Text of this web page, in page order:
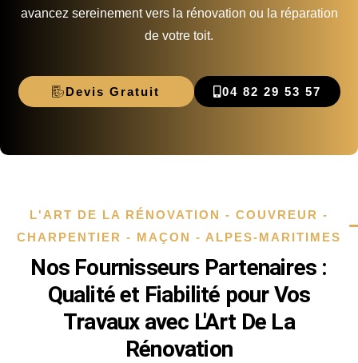
avancez sereinement vers la rénovation ou la réparation
de votre toit.
Devis Gratuit 04 82 29 53 57
L'ART DE LA RÉNOVATION - COUVREUR -
CHARPENTIER - MAÇON - ALPES-MARITIMES
Nos Fournisseurs Partenaires :
Qualité et Fiabilité pour Vos
Travaux avec L'Art De La
Rénovation